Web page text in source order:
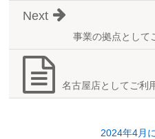
事業の拠点として
Next
名古屋店としてご利
2024年4月